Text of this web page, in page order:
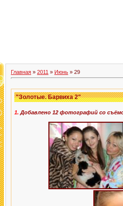
Главная » 2011 » Июнь » 29
"Золотые. Барвиха 2"
1. Добавлено 12 фотографий со